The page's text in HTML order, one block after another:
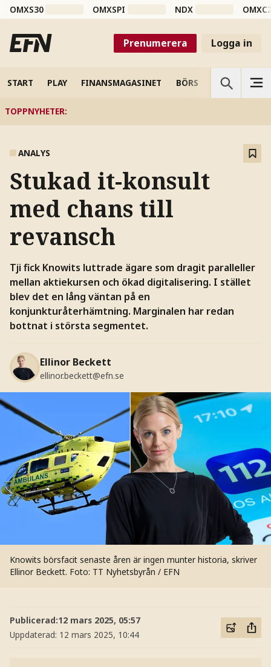
OMXS30 OMXSPI NDX
Prenumerera Logga in
START PLAY FINANSMAGASINET BÖRS VETENSKAP
TOPPNYHETER:
ANALYS
Stukad it-konsult
med chans till
revansch
Tji fick Knowits luttrade ägare som dragit paralleller
mellan aktiekursen och ökad digitalisering. I stället
blev det en lång väntan på en
konjunkturåterhämtning. Marginalen har redan
bottnat i största segmentet.
Ellinor Beckett
ellinor.beckett@efn.se
Knowits börsfacit senaste åren är ingen munter historia, skriver
Ellinor Beckett. Foto: TT Nyhetsbyrån / EFN
Publicerad:12 mars 2025, 05:57
Uppdaterad: 12 mars 2025, 10:44